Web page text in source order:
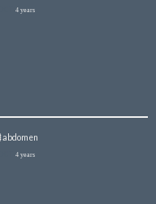
4 years
abdomen
4 years